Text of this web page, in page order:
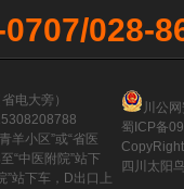
028-
电大旁）
羊小区”或“省医
“中医附院”站下
”站下车，D出口上
川公
蜀ICP备
四川太阳